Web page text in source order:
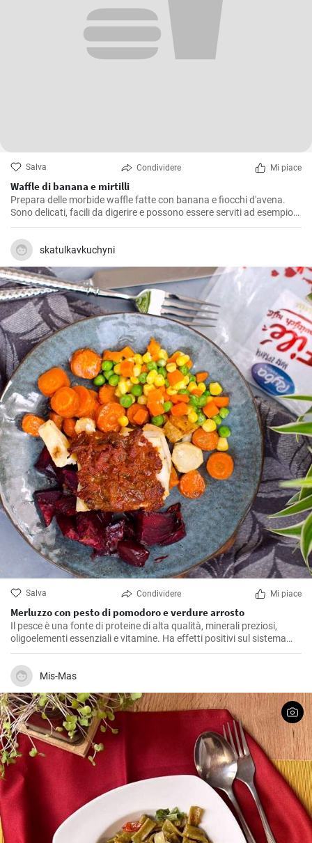
Salva Condividere Mi piace
Waffle di banana e mirtilli
Prepara delle morbide waffle fatte con banana e fiocchi d'avena.
Sono delicati, facili da digerire e possono essere serviti ad esempio
con mirtilli freschi e sciroppo di mirtilli.
skatulkavkuchyni
Salva Condividere Mi piace
Merluzzo con pesto di pomodoro e verdure arrosto
Il pesce è una fonte di proteine di alta qualità, minerali preziosi,
oligoelementi essenziali e vitamine. Ha effetti positivi sul sistema
cardiovascolare e si consiglia di consumarlo almeno due volte alla
settimana. Lasciatevi ispirare da questo nostro pranzo veloce.
Mis-Mas